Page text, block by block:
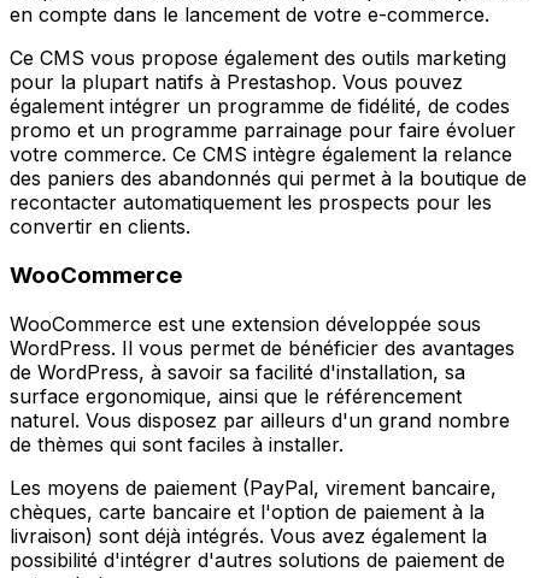
en compte dans le lancement de votre e-commerce.
Ce CMS vous propose également des outils marketing
pour la plupart natifs à Prestashop. Vous pouvez
également intégrer un programme de fidélité, de codes
promo et un programme parrainage pour faire évoluer
votre commerce. Ce CMS intègre également la relance
des paniers des abandonnés qui permet à la boutique de
recontacter automatiquement les prospects pour les
convertir en clients.
WooCommerce
WooCommerce est une extension développée sous
WordPress. Il vous permet de bénéficier des avantages
de WordPress, à savoir sa facilité d'installation, sa
surface ergonomique, ainsi que le référencement
naturel. Vous disposez par ailleurs d'un grand nombre
de thèmes qui sont faciles à installer.
Les moyens de paiement (PayPal, virement bancaire,
chèques, carte bancaire et l'option de paiement à la
livraison) sont déjà intégrés. Vous avez également la
possibilité d'intégrer d'autres solutions de paiement de